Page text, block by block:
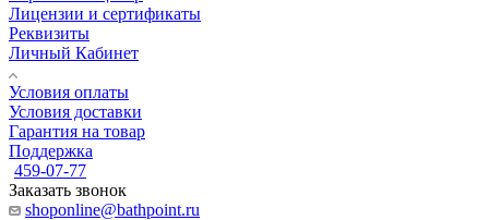
Лицензии и сертификаты
Реквизиты
Личный Кабинет
Условия оплаты
Условия доставки
Гарантия на товар
Поддержка
459-07-77
Заказать звонок
shoponline@bathpoint.ru